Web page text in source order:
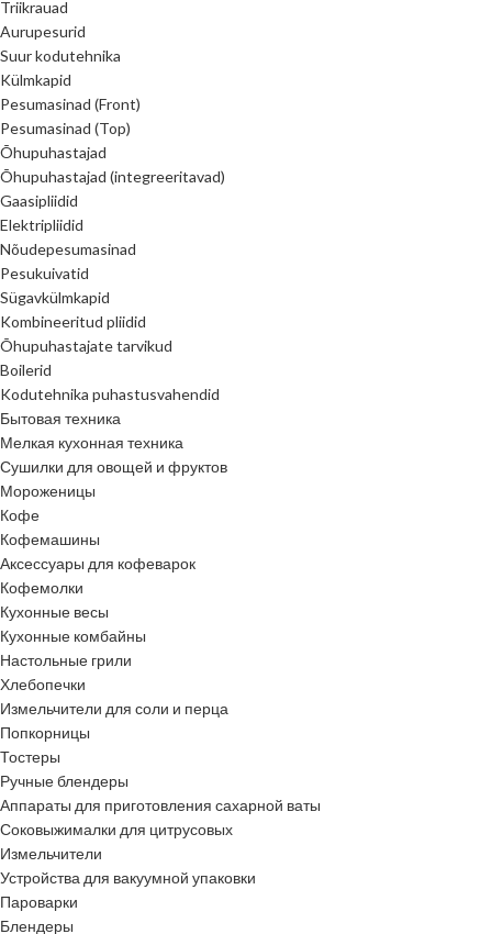
Triikrauad
Aurupesurid
Suur kodutehnika
Külmkapid
Pesumasinad (Front)
Pesumasinad (Top)
Õhupuhastajad
Õhupuhastajad (integreeritavad)
Gaasipliidid
Elektripliidid
Nõudepesumasinad
Pesukuivatid
Sügavkülmkapid
Kombineeritud pliidid
Õhupuhastajate tarvikud
Boilerid
Kodutehnika puhastusvahendid
Бытовая техника
Мелкая кухонная техника
Сушилки для овощей и фруктов
Мороженицы
Кофе
Кофемашины
Аксессуары для кофеварок
Кофемолки
Кухонные весы
Кухонные комбайны
Настольные грили
Хлебопечки
Измельчители для соли и перца
Попкорницы
Тостеры
Ручные блендеры
Аппараты для приготовления сахарной ваты
Соковыжималки для цитрусовых
Измельчители
Устройства для вакуумной упаковки
Пароварки
Блендеры